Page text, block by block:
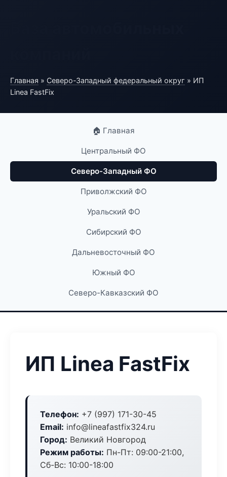
Главная » Северо-Западный федеральный округ » ИП
Linea FastFix
🏠 Главная
Центральный ФО
Северо-Западный ФО
Приволжский ФО
Уральский ФО
Сибирский ФО
Дальневосточный ФО
Южный ФО
Северо-Кавказский ФО
ИП Linea FastFix
Телефон: +7 (997) 171-30-45
Email: info@lineafastfix324.ru
Город: Великий Новгород
Режим работы: Пн-Пт: 09:00-21:00,
Сб-Вс: 10:00-18:00